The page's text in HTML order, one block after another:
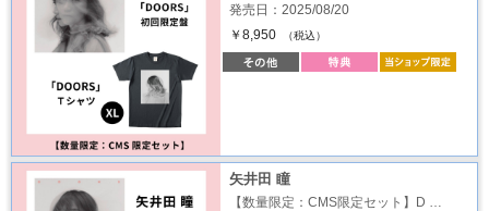
発売日：2025/08/20
￥8,950
（税込）
矢井田 瞳
【数量限定：CMS限定セット】D …